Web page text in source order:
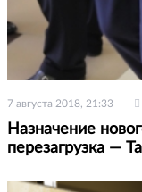
7 августа 2018, 21:33
Назначение
перезагрузка —